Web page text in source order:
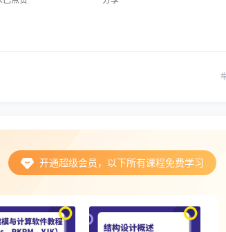
开通超级会员，以下所有课程免费学习